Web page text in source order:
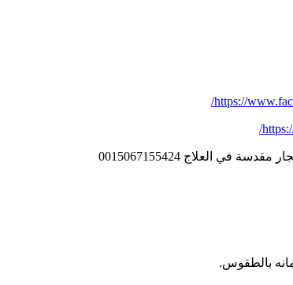
https://
بالطقوس.